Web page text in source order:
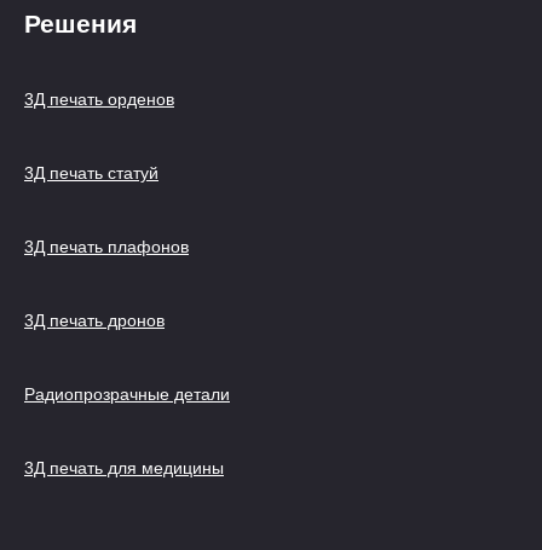
Решения
3Д печать орденов
3Д печать статуй
3Д печать плафонов
3Д печать дронов
Радиопрозрачные детали
3Д печать для медицины